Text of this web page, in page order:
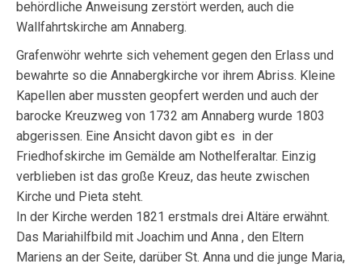
behördliche Anweisung zerstört werden, auch die
Wallfahrtskirche am Annaberg.
Grafenwöhr wehrte sich vehement gegen den Erlass und
bewahrte so die Annabergkirche vor ihrem Abriss. Kleine
Kapellen aber mussten geopfert werden und auch der
barocke Kreuzweg von 1732 am Annaberg wurde 1803
abgerissen. Eine Ansicht davon gibt es in der
Friedhofskirche im Gemälde am Nothelferaltar. Einzig
verblieben ist das große Kreuz, das heute zwischen
Kirche und Pieta steht.
In der Kirche werden 1821 erstmals drei Altäre erwähnt.
Das Mariahilfbild mit Joachim und Anna , den Eltern
Mariens an der Seite, darüber St. Anna und die junge Maria,